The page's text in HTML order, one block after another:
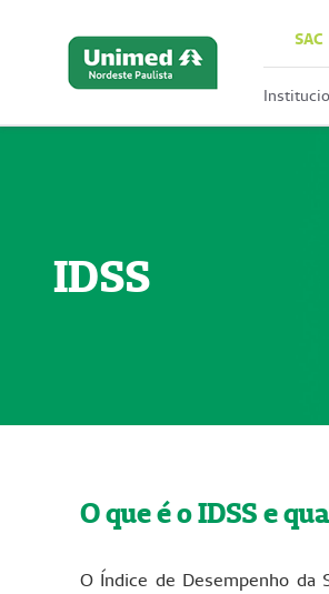
SAC
IDSS
O que é o IDSS e
O Índice de Desempenho da